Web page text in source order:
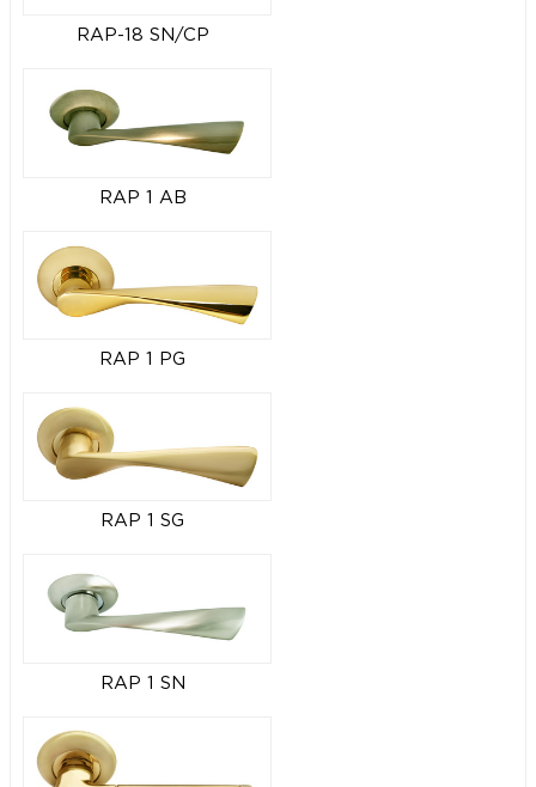
RAP-18 SN/CP
RAP 1 AB
RAP 1 PG
RAP 1 SG
RAP 1 SN